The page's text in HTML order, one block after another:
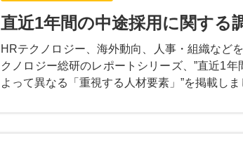
直近1年間の中途採用に関する
HRテクノロジー、海外動向、人事・組織など
クノロジー総研のレポートシリーズ、”直近1
よって異なる「重視する人材要素」”を掲載しま